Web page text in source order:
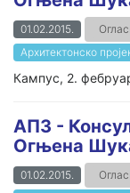
01.02.2015.
Архитектонско
Кампус, 2.
АП3 -
Огњена
01.02.2015.